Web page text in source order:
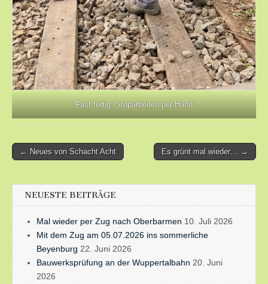
Fast fertig: Stoparbeiten per Hand
Post
← Neues von Schacht Acht Es grünt mal wieder… →
NEUESTE BEITRÄGE
Mal wieder per Zug nach Oberbarmen 10. Juli 2026
Mit dem Zug am 05.07.2026 ins sommerliche
Beyenburg 22. Juni 2026
Bauwerksprüfung an der Wuppertalbahn 20. Juni
2026